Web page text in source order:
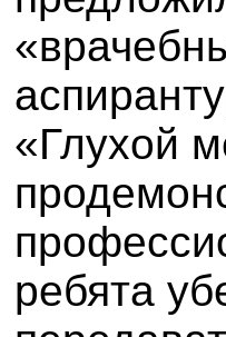
«Глухой
ребята